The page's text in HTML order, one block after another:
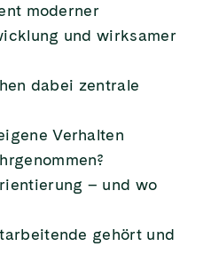
moderner
und wirksamer
dabei zentrale
Verhalten
– und wo
gehört und